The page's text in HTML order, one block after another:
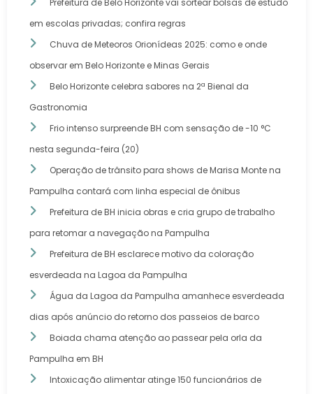
Prefeitura de Belo Horizonte vai sortear bolsas de estudo
em escolas privadas; confira regras
Chuva de Meteoros Orionídeas 2025: como e onde
observar em Belo Horizonte e Minas Gerais
Belo Horizonte celebra sabores na 2ª Bienal da
Gastronomia
Frio intenso surpreende BH com sensação de -10 °C
nesta segunda-feira (20)
Operação de trânsito para shows de Marisa Monte na
Pampulha contará com linha especial de ônibus
Prefeitura de BH inicia obras e cria grupo de trabalho
para retomar a navegação na Pampulha
Prefeitura de BH esclarece motivo da coloração
esverdeada na Lagoa da Pampulha
Água da Lagoa da Pampulha amanhece esverdeada
dias após anúncio do retorno dos passeios de barco
Boiada chama atenção ao passear pela orla da
Pampulha em BH
Intoxicação alimentar atinge 150 funcionários de